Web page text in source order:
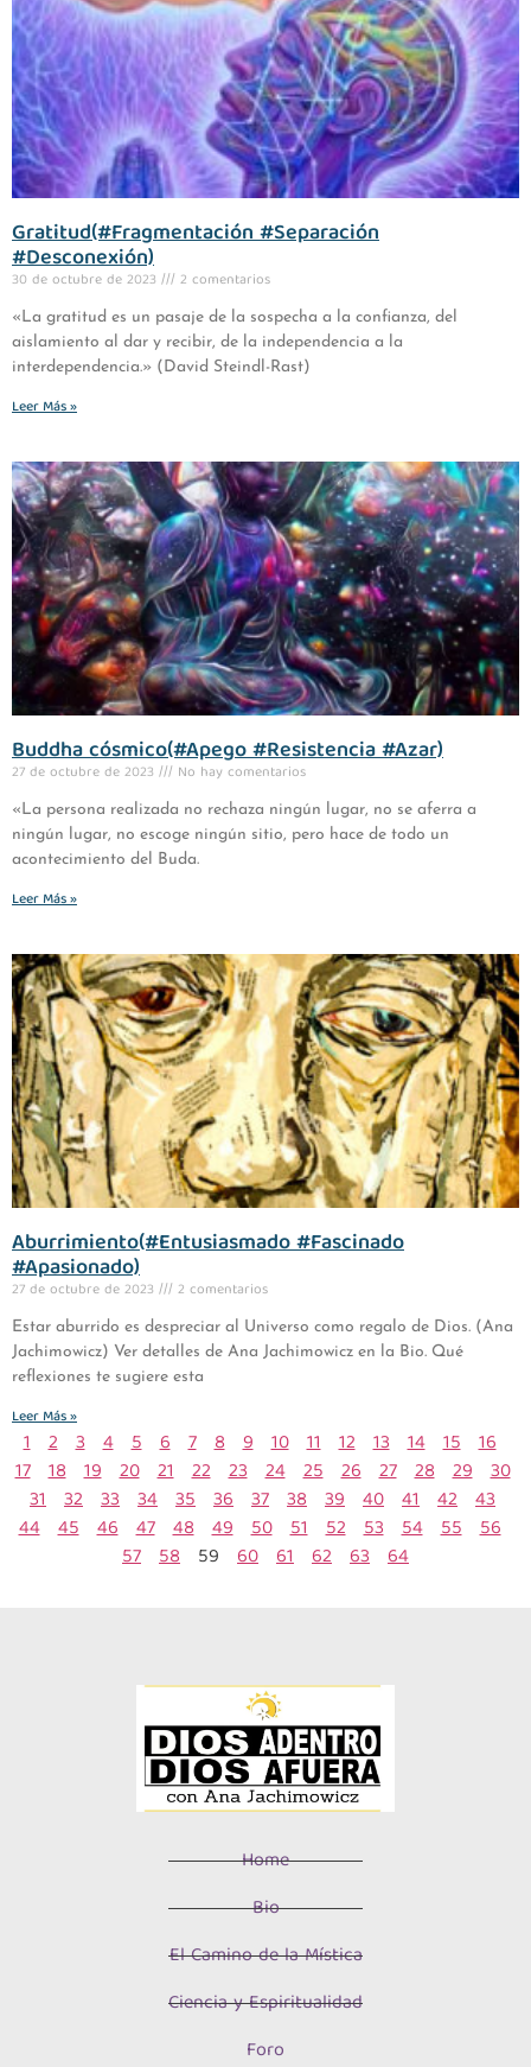
Gratitud(#Fragmentación #Separación
#Desconexión)
30 de octubre de 2023 2 comentarios
«La gratitud es un pasaje de la sospecha a la confianza, del
aislamiento al dar y recibir, de la independencia a la
interdependencia.» (David Steindl-Rast)
Leer Más »
Buddha cósmico(#Apego #Resistencia #Azar)
27 de octubre de 2023 No hay comentarios
«La persona realizada no rechaza ningún lugar, no se aferra a
ningún lugar, no escoge ningún sitio, pero hace de todo un
acontecimiento del Buda.
Leer Más »
Aburrimiento(#Entusiasmado #Fascinado
#Apasionado)
27 de octubre de 2023 2 comentarios
Estar aburrido es despreciar al Universo como regalo de Dios. (Ana
Jachimowicz) Ver detalles de Ana Jachimowicz en la Bio. Qué
reflexiones te sugiere esta
Leer Más »
1 2 3 4 5 6 7 8 9 10 11 12 13 14 15 16
17 18 19 20 21 22 23 24 25 26 27 28 29 30
31 32 33 34 35 36 37 38 39 40 41 42 43
44 45 46 47 48 49 50 51 52 53 54 55 56
57 58 59 60 61 62 63 64
Home
Bio
El Camino de la Mística
Ciencia y Espiritualidad
Foro